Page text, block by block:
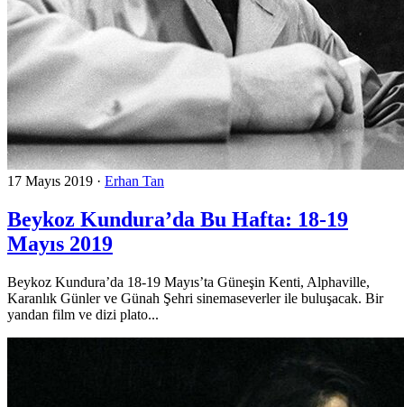
17 Mayıs 2019 · Erhan Tan
Beykoz Kundura’da Bu Hafta: 18-19
Mayıs 2019
Beykoz Kundura’da 18-19 Mayıs’ta Güneşin Kenti, Alphaville,
Karanlık Günler ve Günah Şehri sinemaseverler ile buluşacak. Bir
yandan film ve dizi plato...